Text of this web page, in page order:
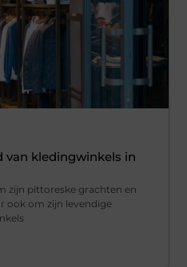
van kledingwinkels in
zijn pittoreske grachten en
ook om zijn levendige